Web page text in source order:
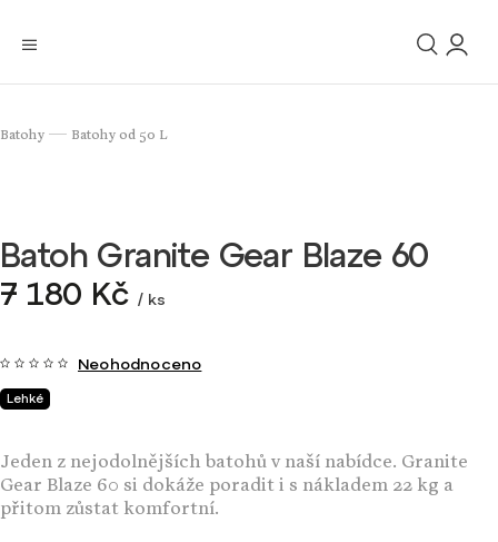
Batohy / Batohy od 50 L
Batoh Granite Gear Blaze 60
7 180 Kč / ks
Lehké
Neohodnoceno
Jeden z nejodolnějších batohů v naší nabídce. Granite
Gear Blaze 60 si dokáže poradit i s nákladem 22 kg a
přitom zůstat komfortní.